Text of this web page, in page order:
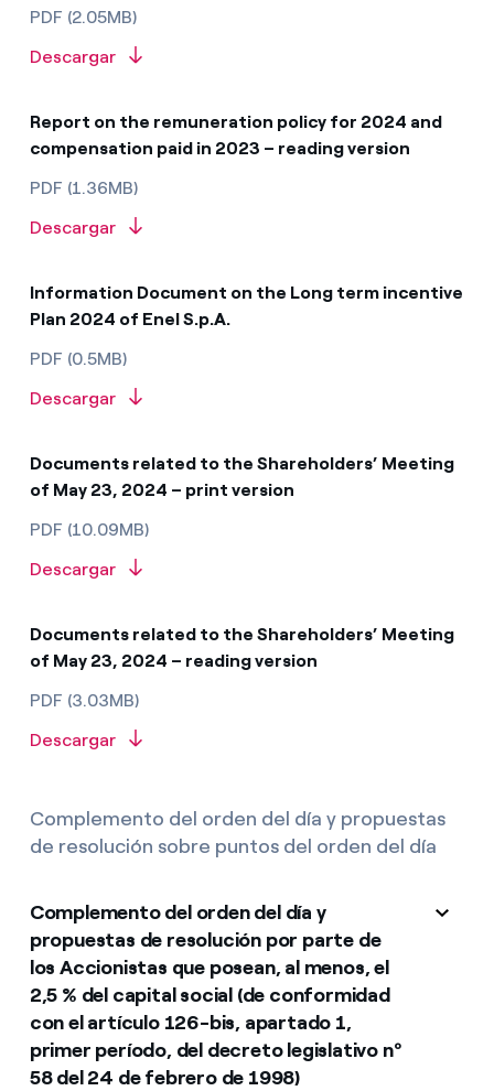
PDF (2.05MB)
Descargar
Report on the remuneration policy for 2024 and
compensation paid in 2023 – reading version
PDF (1.36MB)
Descargar
Information Document on the Long term incentive
Plan 2024 of Enel S.p.A.
PDF (0.5MB)
Descargar
Documents related to the Shareholders’ Meeting
of May 23, 2024 – print version
PDF (10.09MB)
Descargar
Documents related to the Shareholders’ Meeting
of May 23, 2024 – reading version
PDF (3.03MB)
Descargar
Complemento del orden del día y propuestas
de resolución sobre puntos del orden del día
Complemento del orden del día y
propuestas de resolución por parte de
los Accionistas que posean, al menos, el
2,5 % del capital social (de conformidad
con el artículo 126-bis, apartado 1,
primer período, del decreto legislativo nº
58 del 24 de febrero de 1998)